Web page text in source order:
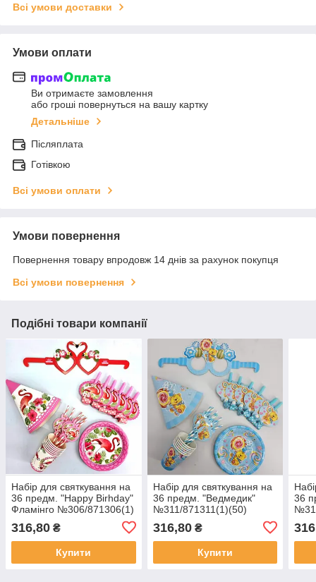
Всі умови доставки
Умови оплати
Ви отримаєте замовлення
або гроші повернуться на вашу картку
Детальніше
Післяплата
Готівкою
Всі умови оплати
Умови повернення
Повернення товару впродовж 14 днів за рахунок покупця
Всі умови повернення
Подібні товари компанії
Набір для святкування на
36 предм. "Нарру Birhday"
Фламінго №306/871306(1)
316,80 ₴
Купити
Набір для святкування на
36 предм. "Ведмедик"
№311/871311(1)(50)
316,80₴
Купити
36